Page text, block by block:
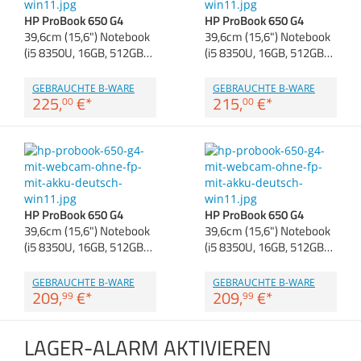
Zubehör
Anmelden
Merkzettel
HP ProBook 650 G4
39,6cm (15,6") Notebook
(i5 8350U, 16GB, 512GB…
GEBRAUCHTE B-WARE
225,00 €*
HP ProBook 650 G4
39,6cm (15,6") Notebook
(i5 8350U, 16GB, 512GB…
GEBRAUCHTE B-WARE
215,00 €*
HP ProBook 650 G4
39,6cm (15,6") Notebook
(i5 8350U, 16GB, 512GB…
GEBRAUCHTE B-WARE
209,99 €*
HP ProBook 650 G4
39,6cm (15,6") Notebook
(i5 8350U, 16GB, 512GB…
GEBRAUCHTE B-WARE
209,99 €*
LAGER-ALARM AKTIVIEREN